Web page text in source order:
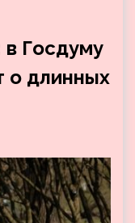
Госдуму
о длинных